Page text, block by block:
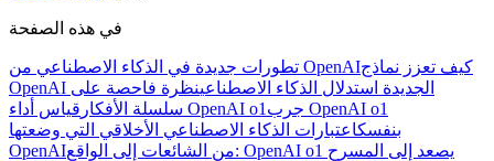
في هذه الصفحة
تطورات جديدة في الذكاء الاصطناعي من OpenAIكيف تعزز نماذج
OpenAI الجديدة استدلال الذكاء الاصطناعينظرة فاحصة على
سلسلة الأفكار قياس أداء OpenAI o1 جرب OpenAI o1
بنفسكاعتبارات الذكاء الاصطناعي الأخلاقي التي وضعتها
OpenAI
من الشائعات إلى الواقع: OpenAI o1 يصعد إلى المسرح